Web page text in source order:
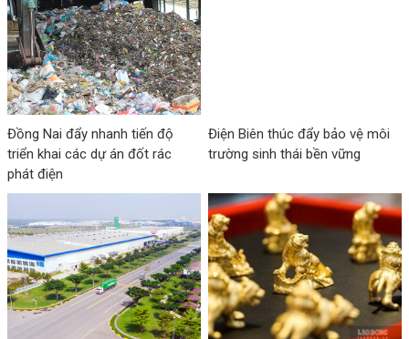
Đồng Nai đẩy nhanh tiến độ
triển khai các dự án đốt rác
phát điện
Điện Biên thúc đẩy bảo vệ môi
trường sinh thái bền vững